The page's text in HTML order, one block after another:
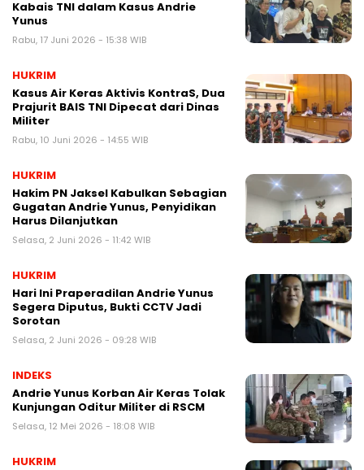
Kabais TNI dalam Kasus Andrie
Yunus
Rabu, 17 Juni 2026 - 15:38 WIB
HUKRIM
Kasus Air Keras Aktivis KontraS, Dua
Prajurit BAIS TNI Dipecat dari Dinas
Militer
Rabu, 10 Juni 2026 - 14:55 WIB
HUKRIM
Hakim PN Jaksel Kabulkan Sebagian
Gugatan Andrie Yunus, Penyidikan
Harus Dilanjutkan
Selasa, 2 Juni 2026 - 11:42 WIB
HUKRIM
Hari Ini Praperadilan Andrie Yunus
Segera Diputus, Bukti CCTV Jadi
Sorotan
Selasa, 2 Juni 2026 - 09:28 WIB
INDEKS
Andrie Yunus Korban Air Keras Tolak
Kunjungan Oditur Militer di RSCM
Selasa, 12 Mei 2026 - 18:08 WIB
HUKRIM